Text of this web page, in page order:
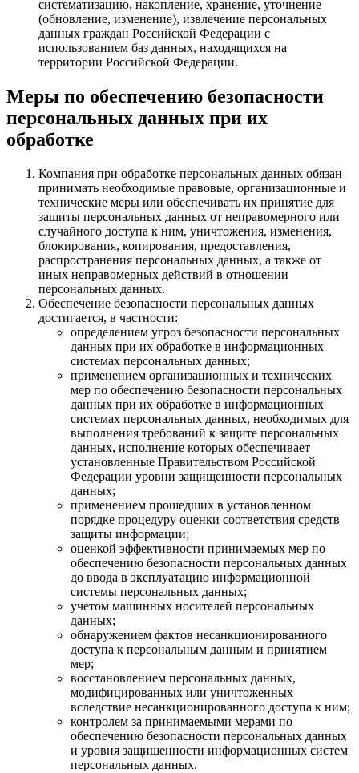
систематизацию, накопление, хранение, уточнение
(обновление, изменение), извлечение персональных
данных граждан Российской Федерации с
использованием баз данных, находящихся на
территории Российской Федерации.
Меры по обеспечению безопасности
персональных данных при их
обработке
Компания при обработке персональных данных обязан
принимать необходимые правовые, организационные и
технические меры или обеспечивать их принятие для
защиты персональных данных от неправомерного или
случайного доступа к ним, уничтожения, изменения,
блокирования, копирования, предоставления,
распространения персональных данных, а также от
иных неправомерных действий в отношении
персональных данных.
Обеспечение безопасности персональных данных
достигается, в частности:
определением угроз безопасности персональных
данных при их обработке в информационных
системах персональных данных;
применением организационных и технических
мер по обеспечению безопасности персональных
данных при их обработке в информационных
системах персональных данных, необходимых для
выполнения требований к защите персональных
данных, исполнение которых обеспечивает
установленные Правительством Российской
Федерации уровни защищенности персональных
данных;
применением прошедших в установленном
порядке процедуру оценки соответствия средств
защиты информации;
оценкой эффективности принимаемых мер по
обеспечению безопасности персональных данных
до ввода в эксплуатацию информационной
системы персональных данных;
учетом машинных носителей персональных
данных;
обнаружением фактов несанкционированного
доступа к персональным данным и принятием
мер;
восстановлением персональных данных,
модифицированных или уничтоженных
вследствие несанкционированного доступа к ним;
контролем за принимаемыми мерами по
обеспечению безопасности персональных данных
и уровня защищенности информационных систем
персональных данных.